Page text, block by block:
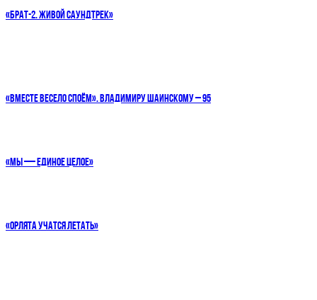
«БРАТ-2. ЖИВОЙ САУНДТРЕК»
«ВМЕСТЕ ВЕСЕЛО СПОЁМ». ВЛАДИМИРУ ШАИНСКОМУ – 95
«МЫ — ЕДИНОЕ ЦЕЛОЕ»
«ОРЛЯТА УЧАТСЯ ЛЕТАТЬ»